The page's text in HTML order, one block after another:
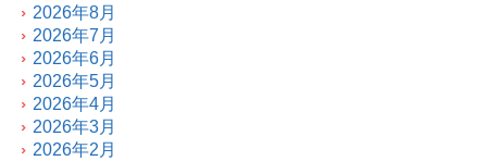
2026年8月
2026年7月
2026年6月
2026年5月
2026年4月
2026年3月
2026年2月